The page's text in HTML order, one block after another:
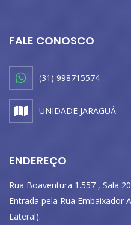
FALE CONOSCO
(31) 998715574
UNIDADE JARAGUÁ
ENDEREÇO
Rua Boaventura 1.557 , Sala
Entrada pela Rua Embaixador
Lateral).